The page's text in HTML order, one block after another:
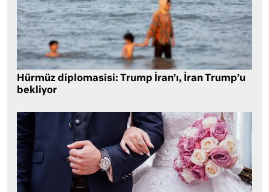
Hürmüz diplomasisi: Trump İran’ı, İran Trump’u
bekliyor